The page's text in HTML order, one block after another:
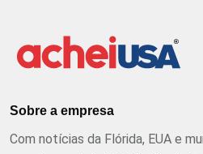
Sobre a empresa
Com notícias da Flórida, EUA e